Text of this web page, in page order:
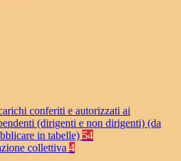
conferiti e autorizzati ai
(dirigenti e non dirigenti) (da
in tabelle) 54
collettiva 4